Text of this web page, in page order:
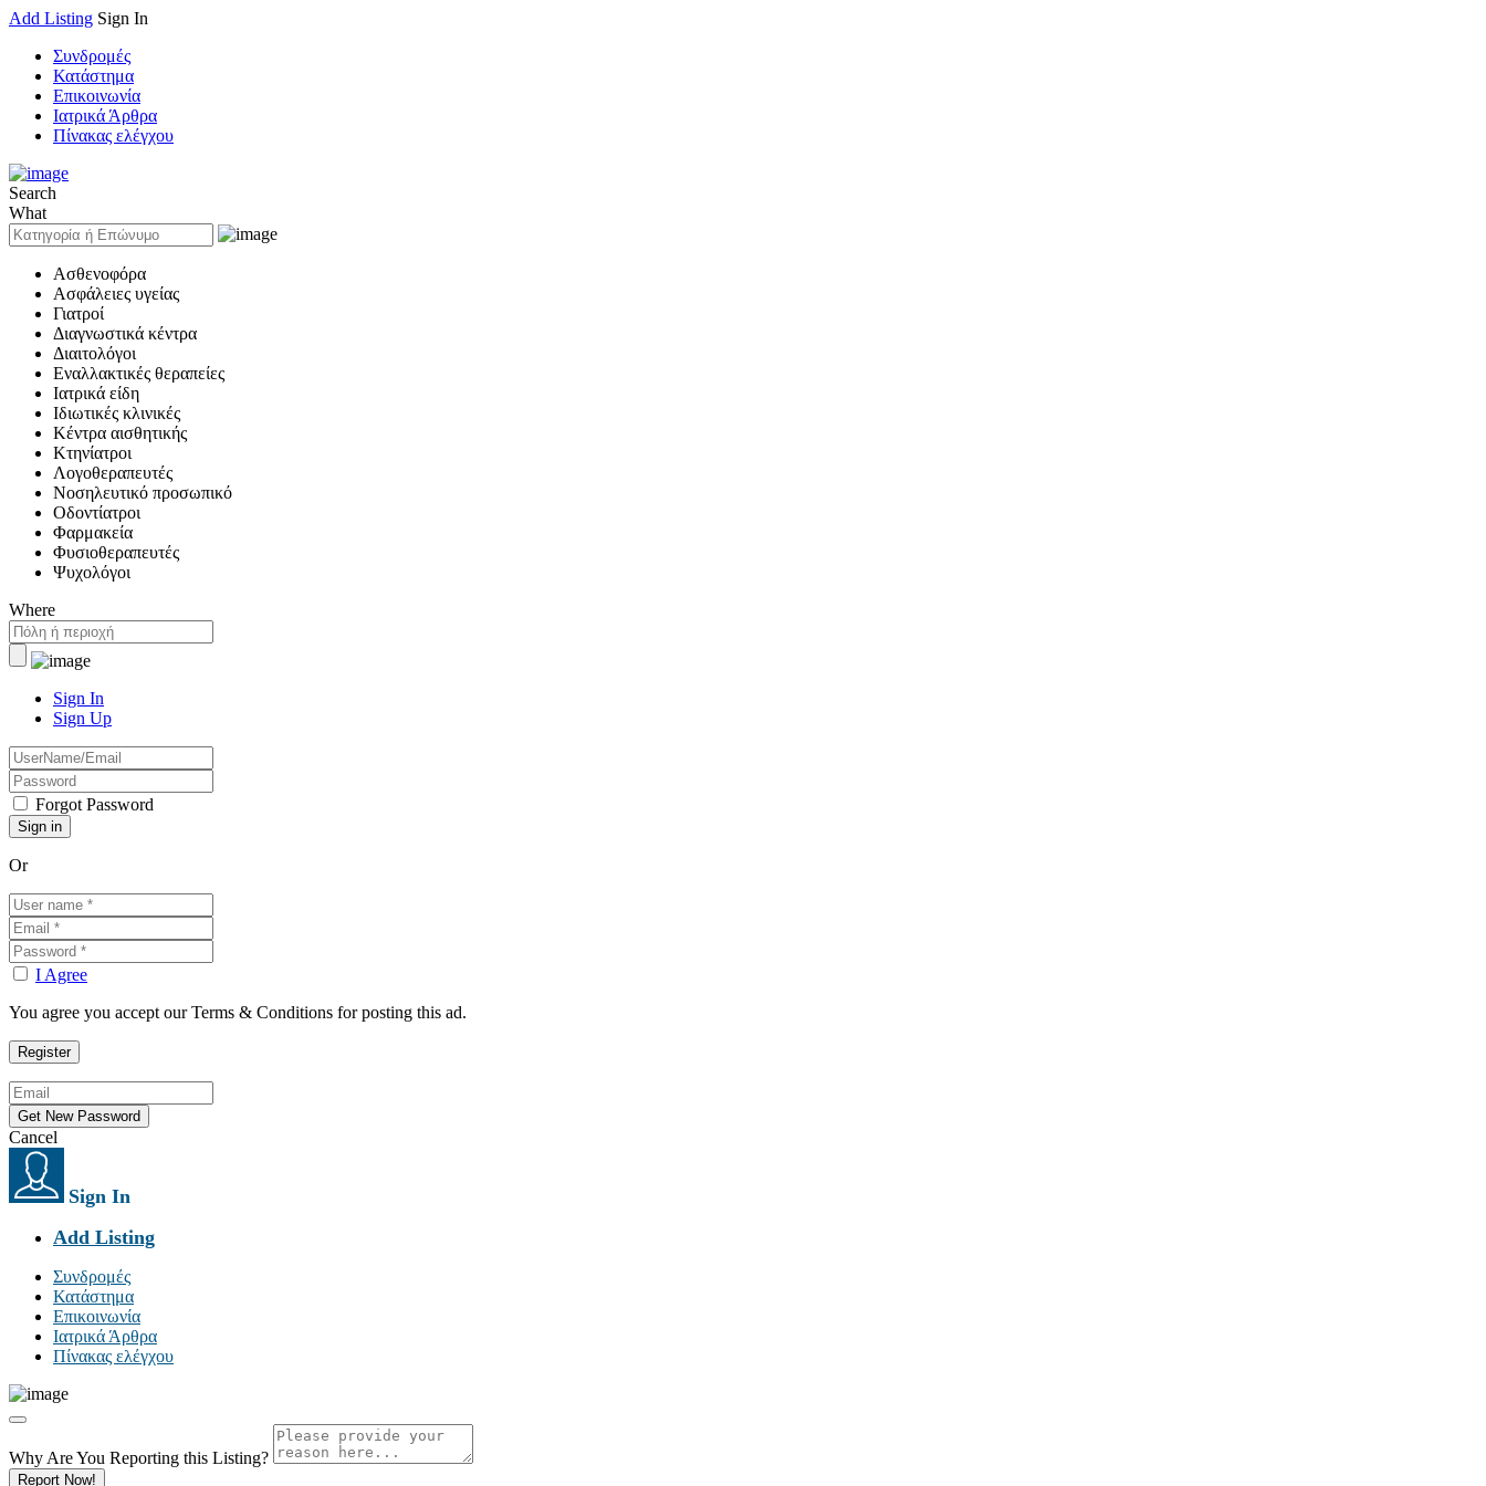
Add Listing Sign In
Συνδρομές
Κατάστημα
Επικοινωνία
Ιατρικά Άρθρα
Πίνακας ελέγχου
Search
What
Ασθενοφόρα
Ασφάλειες υγείας
Γιατροί
Διαγνωστικά κέντρα
Διαιτολόγοι
Εναλλακτικές θεραπείες
Ιατρικά είδη
Ιδιωτικές κλινικές
Κέντρα αισθητικής
Κτηνίατροι
Λογοθεραπευτές
Νοσηλευτικό προσωπικό
Οδοντίατροι
Φαρμακεία
Φυσιοθεραπευτές
Ψυχολόγοι
Where
Sign In
Sign Up
Forgot Password
Or
I Agree
You agree you accept our Terms & Conditions for posting this ad.
Cancel
Sign In
Add Listing
Συνδρομές
Κατάστημα
Επικοινωνία
Ιατρικά Άρθρα
Πίνακας ελέγχου
Why Are You Reporting this Listing?
Report Now!